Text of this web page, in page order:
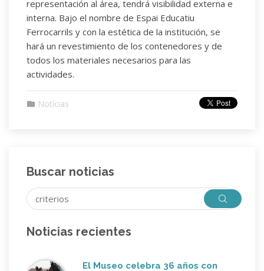
representación al área, tendrá visibilidad externa e
interna. Bajo el nombre de Espai Educatiu
Ferrocarrils y con la estética de la institución, se
hará un revestimiento de los contenedores y de
todos los materiales necesarios para las
actividades.
Notícias
Buscar noticias
Noticias recientes
El Museo celebra 36 años con